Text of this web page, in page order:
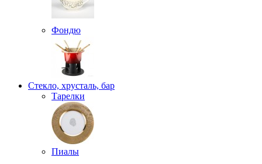
Фондю
Стекло, хрусталь, бар
Тарелки
Пиалы